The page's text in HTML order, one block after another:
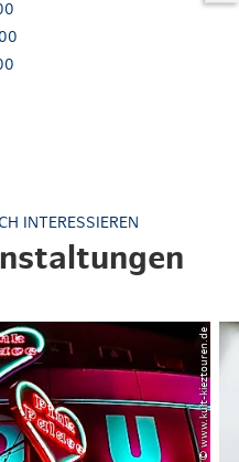
INTERESSIEREN
© www.kult-kieztouren.de